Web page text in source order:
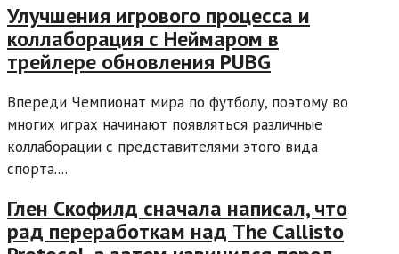
Улучшения игрового процесса и
коллаборация с Неймаром в
трейлере обновления PUBG
Впереди Чемпионат мира по футболу, поэтому во
многих играх начинают появляться различные
коллаборации с представителями этого вида
спорта....
Глен Скофилд сначала написал, что
рад переработкам над The Callisto